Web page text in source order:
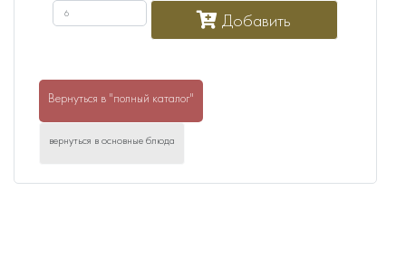
Добавить
Вернуться в "полный каталог"
вернуться в основные блюда